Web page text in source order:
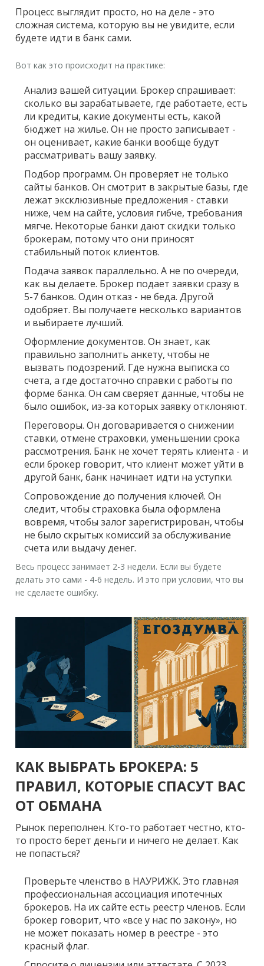
Процесс выглядит просто, но на деле - это
сложная система, которую вы не увидите, если
будете идти в банк сами.
Вот как это происходит на практике:
Анализ вашей ситуации. Брокер спрашивает:
сколько вы зарабатываете, где работаете, есть
ли кредиты, какие документы есть, какой
бюджет на жилье. Он не просто записывает -
он оценивает, какие банки вообще будут
рассматривать вашу заявку.
Подбор программ. Он проверяет не только
сайты банков. Он смотрит в закрытые базы, где
лежат эксклюзивные предложения - ставки
ниже, чем на сайте, условия гибче, требования
мягче. Некоторые банки дают скидки только
брокерам, потому что они приносят
стабильный поток клиентов.
Подача заявок параллельно. А не по очереди,
как вы делаете. Брокер подает заявки сразу в
5-7 банков. Один отказ - не беда. Другой
одобряет. Вы получаете несколько вариантов
и выбираете лучший.
Оформление документов. Он знает, как
правильно заполнить анкету, чтобы не
вызвать подозрений. Где нужна выписка со
счета, а где достаточно справки с работы по
форме банка. Он сам сверяет данные, чтобы не
было ошибок, из-за которых заявку отклоняют.
Переговоры. Он договаривается о снижении
ставки, отмене страховки, уменьшении срока
рассмотрения. Банк не хочет терять клиента - и
если брокер говорит, что клиент может уйти в
другой банк, банк начинает идти на уступки.
Сопровождение до получения ключей. Он
следит, чтобы страховка была оформлена
вовремя, чтобы залог зарегистрирован, чтобы
не было скрытых комиссий за обслуживание
счета или выдачу денег.
Весь процесс занимает 2-3 недели. Если вы будете
делать это сами - 4-6 недель. И это при условии, что вы
не сделаете ошибку.
КАК ВЫБРАТЬ БРОКЕРА: 5
ПРАВИЛ, КОТОРЫЕ СПАСУТ ВАС
ОТ ОБМАНА
Рынок переполнен. Кто-то работает честно, кто-
то просто берет деньги и ничего не делает. Как
не попасться?
Проверьте членство в НАУРИЖК. Это главная
профессиональная ассоциация ипотечных
брокеров. На их сайте есть реестр членов. Если
брокер говорит, что «все у нас по закону», но
не может показать номер в реестре - это
красный флаг.